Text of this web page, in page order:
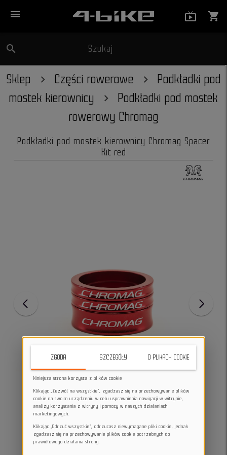
menu shopping_cart
search Szukaj
Sklep Części rowerowe
Podkładki pod
mostek kierownicy
Podkładki pod mostek
rowerowy Chromag
Podkładki pod mostek kierownicy Chromag Spacer
Kit red
ZGODA SZCZEGÓŁY O PLIKACH COOKIE
Niniejsza strona korzysta z plików cookie
Klikając „Zezwól na wszystkie”, zgadzasz się na przechowywanie plików
cookie na swoim urządzeniu w celu usprawnienia nawigacji w witrynie,
analizy korzystania z witryny i pomocy w naszych działaniach
marketingowych.
Klikając „Odrzuć wszystkie”, odrzucasz niewymagane pliki cookie, jednak
zgadzasz się na przechowywanie plików cookie potrzebnych do
prawidłowego działania strony.